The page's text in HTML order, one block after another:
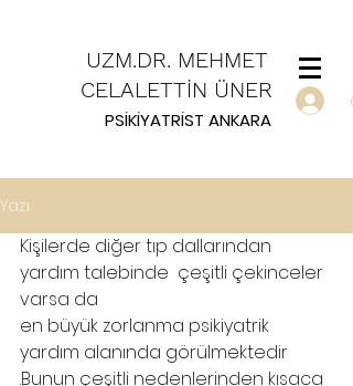
UZM.DR. MEHMET
CELALETTİN ÜNER
PSİKİYATRİST ANKARA
Yazı
Kişilerde diğer tıp dallarından
yardım talebinde  çeşitli çekinceler
varsa da
en büyük zorlanma psikiyatrik
yardım alanında görülmektedir
.Bunun çeşitli nedenlerinden kısaca